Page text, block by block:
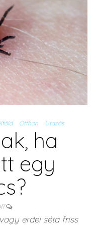
Otthon Utazás
ha
egy
erdei séta friss